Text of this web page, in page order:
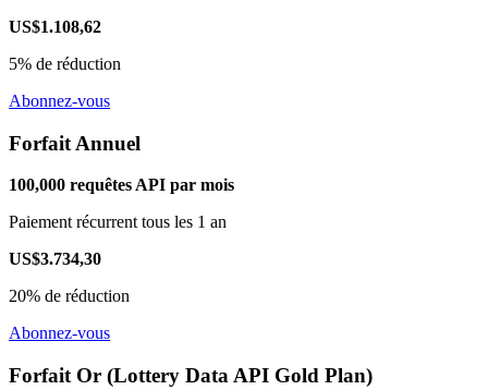
US$1.108,62
5% de réduction
Abonnez-vous
Forfait Annuel
100,000 requêtes API par mois
Paiement récurrent tous les 1 an
US$3.734,30
20% de réduction
Abonnez-vous
Forfait Or (Lottery Data API Gold Plan)